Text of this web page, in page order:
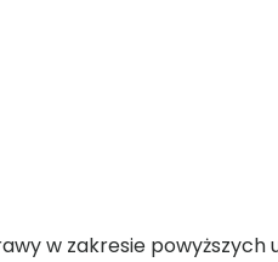
w zakresie powyższych